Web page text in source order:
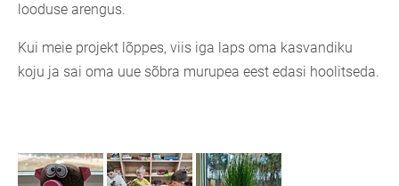
looduse arengus.
Kui meie projekt lõppes, viis iga laps oma kasvandiku
koju ja sai oma uue sõbra murupea eest edasi hoolitseda.